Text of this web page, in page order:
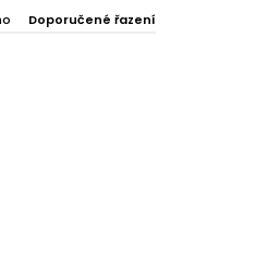
Doporučené řazení